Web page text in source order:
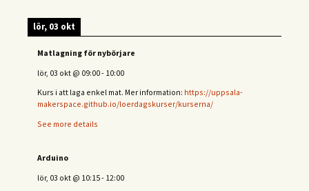
lör, 03 okt
Matlagning för nybörjare
lör, 03 okt @ 09:00- 10:00
Kurs i att laga enkel mat. Mer information: https://uppsala-
makerspace.github.io/loerdagskurser/kurserna/
See more details
Arduino
lör, 03 okt @ 10:15- 12:00